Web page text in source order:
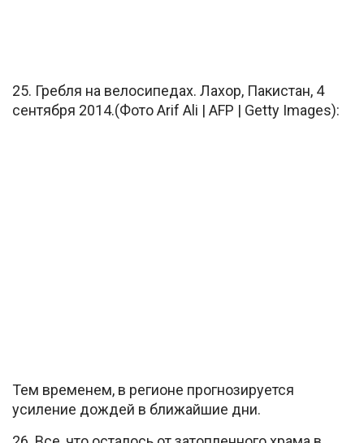
25. Гребля на велосипедах. Лахор, Пакистан, 4
сентября 2014.(Фото Arif Ali | AFP | Getty Images):
Тем временем, в регионе прогнозируется
усиление дождей в ближайшие дни.